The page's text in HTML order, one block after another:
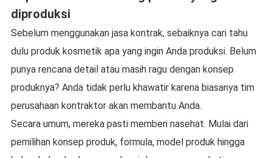
diproduksi
Sebelum menggunakan jasa kontrak, sebaiknya cari tahu
dulu produk kosmetik apa yang ingin Anda produksi. Belum
punya rencana detail atau masih ragu dengan konsep
produknya? Anda tidak perlu khawatir karena biasanya tim
perusahaan kontraktor akan membantu Anda.
Secara umum, mereka pasti memberi nasehat. Mulai dari
pemilihan konsep produk, formula, model produk hingga